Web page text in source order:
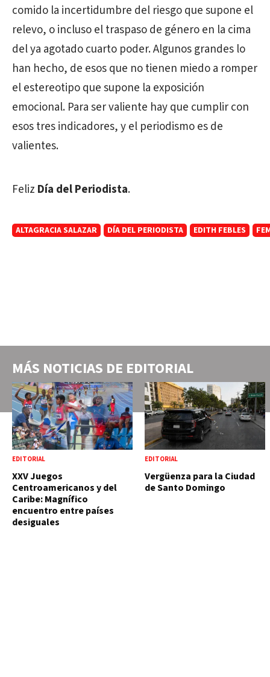
comido la incertidumbre del riesgo que supone el
relevo, o incluso el traspaso de género en la cima
del ya agotado cuarto poder. Algunos grandes lo
han hecho, de esos que no tienen miedo a romper
el estereotipo que supone la exposición
emocional. Para ser valiente hay que cumplir con
esos tres indicadores, y el periodismo es de
valientes.
Feliz Día del Periodista.
ALTAGRACIA SALAZAR DÍA DEL PERIODISTA EDITH FEBLES
MÁS NOTICIAS DE EDITORIAL
EDITORIAL
XXV Juegos
Centroamericanos y del
Caribe: Magnífico
encuentro entre países
desiguales
EDITORIAL
Vergüenza para la Ciudad
de Santo Domingo